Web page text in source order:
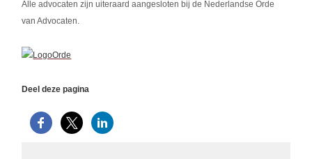
Alle advocaten zijn uiteraard aangesloten bij de Nederlandse Orde
van Advocaten.
Deel deze pagina